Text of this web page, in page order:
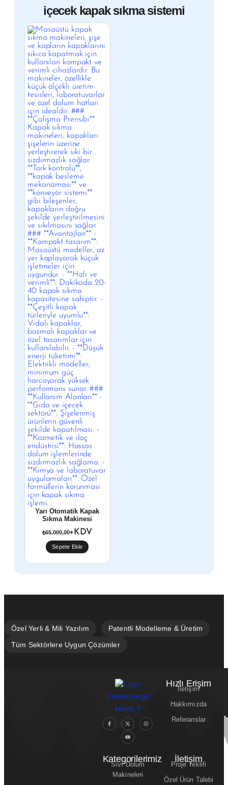
içecek kapak sıkma sistemi
Yarı Otomatik Kapak
Sıkma Makinesi
₺65.000,00+KDV
Sepete Ekle
Candes arge
kimdir ?
Hızlı Erişim
İletişim
Hakkımızda
Referanslar
Kategorilerimiz
Sıvı Dolum
Makineleri
İletişim
Proje Teklifi
Özel Ürün Talebi